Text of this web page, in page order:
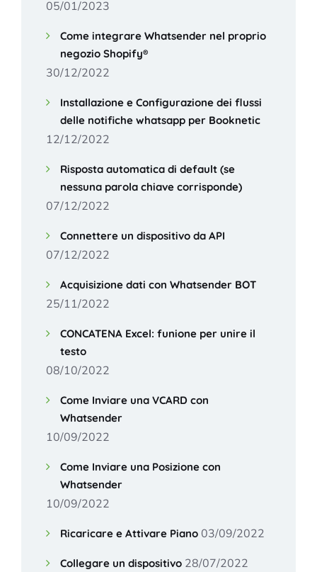
05/01/2023
Come integrare Whatsender nel proprio
negozio Shopify®
30/12/2022
Installazione e Configurazione dei flussi
delle notifiche whatsapp per Booknetic
12/12/2022
Risposta automatica di default (se
nessuna parola chiave corrisponde)
07/12/2022
Connettere un dispositivo da API
07/12/2022
Acquisizione dati con Whatsender BOT
25/11/2022
CONCATENA Excel: funione per unire il
testo
08/10/2022
Come Inviare una VCARD con
Whatsender
10/09/2022
Come Inviare una Posizione con
Whatsender
10/09/2022
Ricaricare e Attivare Piano 03/09/2022
Collegare un dispositivo 28/07/2022